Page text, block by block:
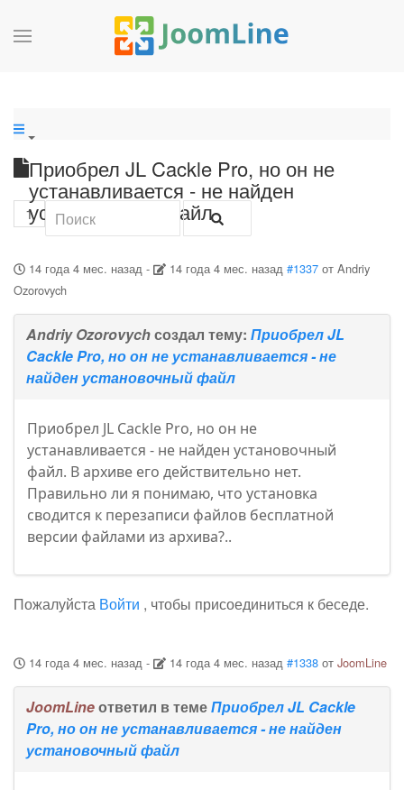
Приобрел JL Cackle Pro, но он не
устанавливается - не найден
установочный файл
1
14 года 4 мес. назад- 14 года 4 мес. назад #1337 отAndriy
Ozorovych
Andriy Ozorovychсоздал тему: Приобрел JL
Cackle Pro, но он не устанавливается - не
найден установочный файл
Приобрел JL Cackle Pro, но он не
устанавливается - не найден установочный
файл. В архиве его действительно нет.
Правильно ли я понимаю, что установка
сводится к перезаписи файлов бесплатной
версии файлами из архива?..
Пожалуйста Войти , чтобы присоединиться к беседе.
14 года 4 мес. назад- 14 года 4 мес. назад #1338 отJoomLine
JoomLineответил в темеПриобрел JL Cackle
Pro, но он не устанавливается - не найден
установочный файл